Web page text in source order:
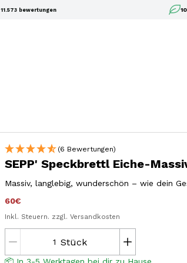
11.573 bewertungen
(6 Bewertungen)
SEPP' Speckbrettl Eiche-
Massiv, langlebig, wunderschön – wie dein
60€
Inkl. Steuern. zzgl. Versandkosten
Stück